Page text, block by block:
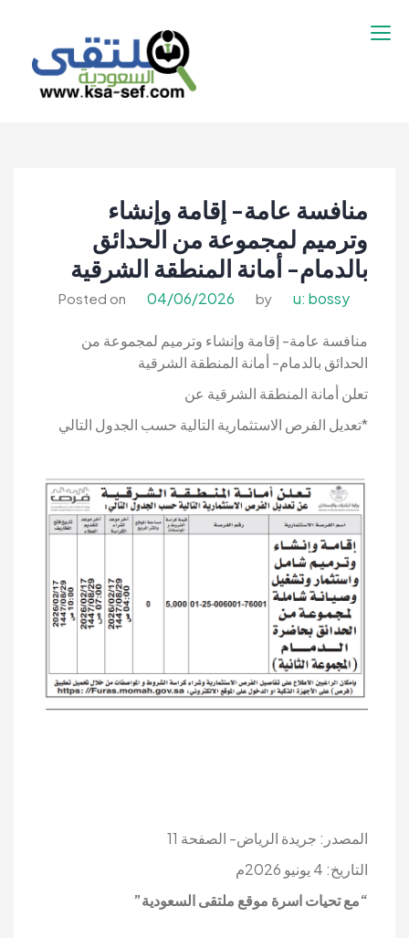
إلى
السعوديه | تنقيب
السعوديه
منافسة عامة- إقامة وإنشاء
وترميم لمجموعة من الحدائق
بالدمام- أمانة المنطقة الشرقية
Posted on 04/06/2026 by u: bossy
منافسة عامة- إقامة وإنشاء وترميم لمجموعة من
الحدائق بالدمام- أمانة المنطقة الشرقية
تعلن أمانة المنطقة الشرقية عن
*تعديل الفرص الاستثمارية التالية حسب الجدول التالي
المصدر: جريدة الرياض- الصفحة 11
التاريخ: 4 يونيو 2026م
“مع تحيات اسرة موقع ملتقى السعودية”